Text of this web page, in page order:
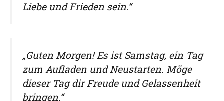
Liebe und Frieden sein.“
„Guten Morgen! Es ist Samstag, ein Tag
zum Aufladen und Neustarten. Möge
dieser Tag dir Freude und Gelassenheit
bringen.“